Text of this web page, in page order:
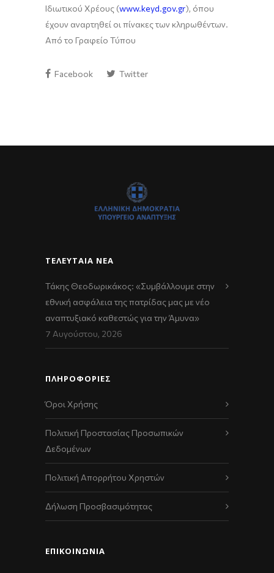
Ιδιωτικού Χρέους (www.keyd.gov.gr), όπου
έχουν αναρτηθεί οι πίνακες των κληρωθέντων.
Από το Γραφείο Τύπου
Facebook Twitter
ΤΕΛΕΥΤΑΊΑ ΝΈΑ
Τάκης Θεοδωρικάκος: «Συμβάλλουμε στην
εθνική ασφάλεια της πατρίδας μας με νέο
αναπτυξιακό καθεστώς για την Άμυνα»
7 Αυγούστου, 2026
ΠΛΗΡΟΦΟΡΙΕΣ
Όροι Χρήσης
Πολιτική Προστασίας Προσωπικών
Δεδομένων
Πολιτική Απορρήτου Χρηστών
Δήλωση Προσβασιμότητας
ΕΠΙΚΟΙΝΩΝΊΑ